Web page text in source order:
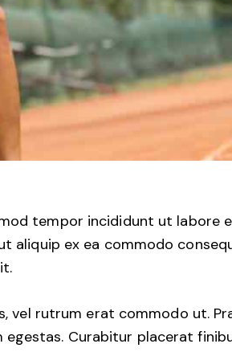
tempor incididunt ut labore
aliquip ex ea commodo
vel rutrum erat commodo ut.
Curabitur placerat